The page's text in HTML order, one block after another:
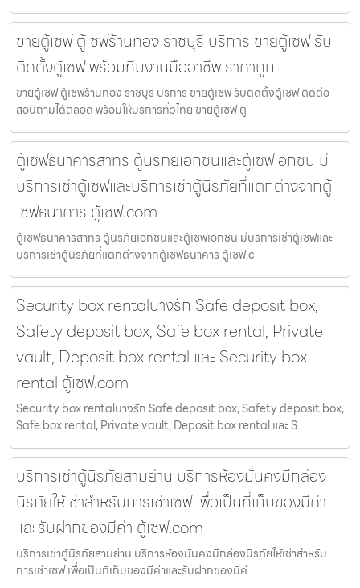
ขายตู้เซฟ ตู้เซฟร้านทอง ราชบุรี บริการ ขายตู้เซฟ รับ
ติดตั้งตู้เซฟ พร้อมทีมงานมืออาชีพ ราคาถูก
ขายตู้เซฟ ตู้เซฟร้านทอง ราชบุรี บริการ ขายตู้เซฟ รับติดตั้งตู้เซฟ ติดต่อ
สอบถามได้ตลอด พร้อมให้บริการทั่วไทย ขายตู้เซฟ ตู
ตู้เซฟธนาคารสาทร ตู้นิรภัยเอกชนและตู้เซฟเอกชน มี
บริการเช่าตู้เซฟและบริการเช่าตู้นิรภัยที่แตกต่างจากตู้
เซฟธนาคาร ตู้เซฟ.com
ตู้เซฟธนาคารสาทร ตู้นิรภัยเอกชนและตู้เซฟเอกชน มีบริการเช่าตู้เซฟและ
บริการเช่าตู้นิรภัยที่แตกต่างจากตู้เซฟธนาคาร ตู้เซฟ.c
Security box rentalบางรัก Safe deposit box,
Safety deposit box, Safe box rental, Private
vault, Deposit box rental และ Security box
rental ตู้เซฟ.com
Security box rentalบางรัก Safe deposit box, Safety deposit box,
Safe box rental, Private vault, Deposit box rental และ S
บริการเช่าตู้นิรภัยสามย่าน บริการห้องมั่นคงมีกล่อง
นิรภัยให้เช่าสำหรับการเช่าเซฟ เพื่อเป็นที่เก็บของมีค่า
และรับฝากของมีค่า ตู้เซฟ.com
บริการเช่าตู้นิรภัยสามย่าน บริการห้องมั่นคงมีกล่องนิรภัยให้เช่าสำหรับ
การเช่าเซฟ เพื่อเป็นที่เก็บของมีค่าและรับฝากของมีค่